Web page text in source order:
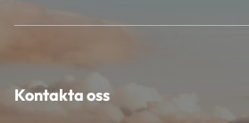
Kontakta oss